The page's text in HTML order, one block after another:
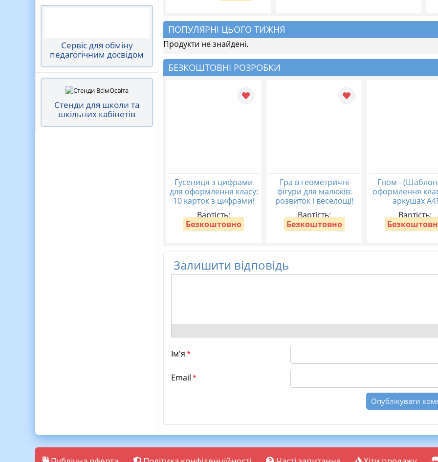
Сервіс для обміну
педагогічним досвідом
Стенди для школи та
шкільних кабінетів
ПОПУЛЯРНІ ЦЬОГО ТИЖНЯ
Продукти не знайдені.
БЕЗКОШТОВНІ РОЗРОБКИ
Гусениця з цифрами
для оформлення класу:
10 карток з цифрами!
Вартість:
Безкоштовно
Гра в геометричні
фігури для малюків:
розвиток і веселощі!
Вартість:
Безкоштовно
Гном - (Шаблон
оформлення
аркушах А4!
Вартість:
Залишити відповідь
Ім'я *
Email *